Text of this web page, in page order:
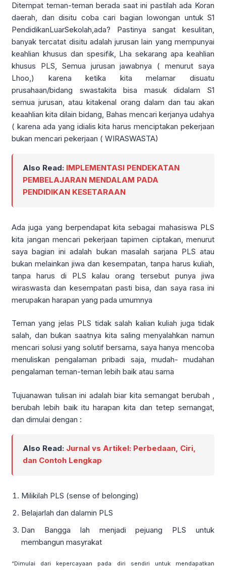
Ditempat teman-teman berada saat ini pastilah ada Koran
daerah, dan disitu coba cari bagian lowongan untuk S1
PendidikanLuarSekolah,ada? Pastinya sangat kesulitan,
banyak tercatat disitu adalah jurusan lain yang mempunyai
keahlian khusus dan spesifik, Lha sekarang apa keahlian
khusus PLS, Semua jurusan jawabnya ( menurut saya
Lhoo,) karena ketika kita melamar disuatu
prusahaan/bidang swastakita bisa masuk didalam S1
semua jurusan, atau kitakenal orang dalam dan tau akan
keaahlian kita dilain bidang, Bahas mencari kerjanya udahya
( karena ada yang idialis kita harus menciptakan pekerjaan
bukan mencari pekerjaan ( WIRASWASTA)
Also Read: IMPLEMENTASI PENDEKATAN
PEMBELAJARAN MENDALAM PADA
PENDIDIKAN KESETARAAN
Ada juga yang berpendapat kita sebagai mahasiswa PLS
kita jangan mencari pekerjaan tapimen ciptakan, menurut
saya bagian ini adalah bukan masalah sarjana PLS atau
bukan melainkan jiwa dan kesempatan, tanpa harus kuliah,
tanpa harus di PLS kalau orang tersebut punya jiwa
wiraswasta dan kesempatan pasti bisa, dan saya rasa ini
merupakan harapan yang pada umumnya
Teman yang jelas PLS tidak salah kalian kuliah juga tidak
salah, dan bukan saatnya kita saling menyalahkan namun
mencari solusi yang solutif bersama, saya hanya mencoba
menuliskan pengalaman pribadi saja, mudah- mudahan
pengalaman teman-teman lebih baik atau sama
Tujuanawan tulisan ini adalah biar kita semangat berubah ,
berubah lebih baik itu harapan kita dan tetep semangat,
dan dimulai dengan :
Also Read: Jurnal vs Artikel: Perbedaan, Ciri,
dan Contoh Lengkap
Milikilah PLS (sense of belonging)
Belajarlah dan dalamin PLS
Dan Bangga lah menjadi pejuang PLS untuk
membangun masyrakat
“Dimulai dari kepercayaan pada diri sendiri untuk mendapatkan